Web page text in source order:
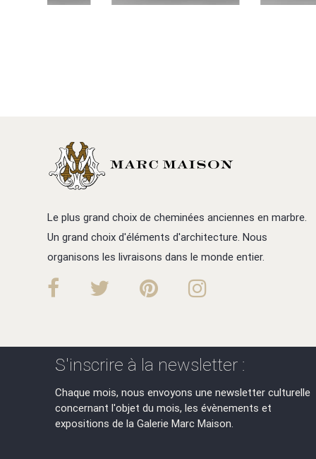
Le plus grand choix de cheminées anciennes en marbre.
Un grand choix d'éléments d'architecture. Nous
organisons les livraisons dans le monde entier.
S'inscrire à la newsletter :
Chaque mois, nous envoyons une newsletter culturelle
concernant l'objet du mois, les évènements et
expositions de la Galerie Marc Maison.